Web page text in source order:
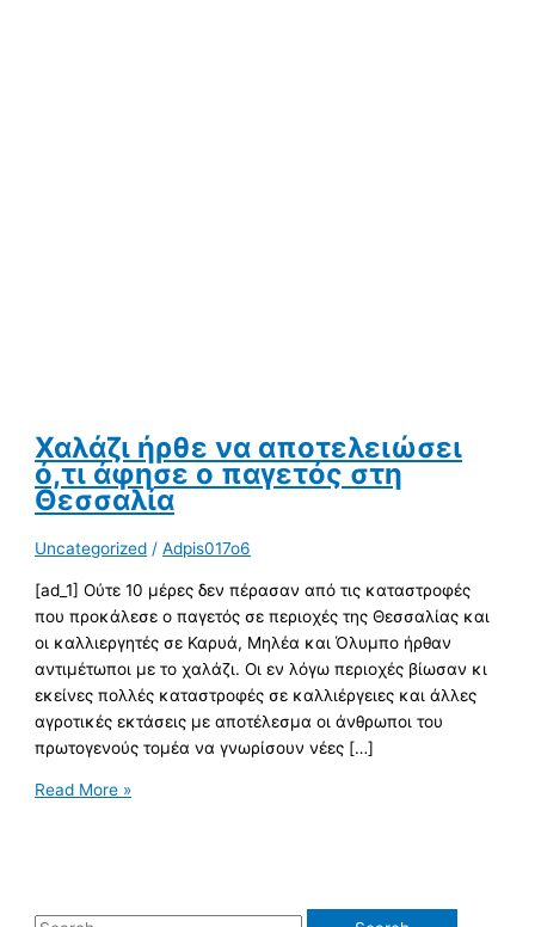
Χαλάζι ήρθε να αποτελειώσει
ό,τι άφησε ο παγετός στη
Θεσσαλία
Uncategorized /Adpis017o6
[ad_1] Ούτε 10 μέρες δεν πέρασαν από τις καταστροφές
που προκάλεσε ο παγετός σε περιοχές της Θεσσαλίας και
οι καλλιεργητές σε Καρυά, Μηλέα και Όλυμπο ήρθαν
αντιμέτωποι με το χαλάζι. Οι εν λόγω περιοχές βίωσαν κι
εκείνες πολλές καταστροφές σε καλλιέργειες και άλλες
αγροτικές εκτάσεις με αποτέλεσμα οι άνθρωποι του
πρωτογενούς τομέα να γνωρίσουν νέες […]
Read More »